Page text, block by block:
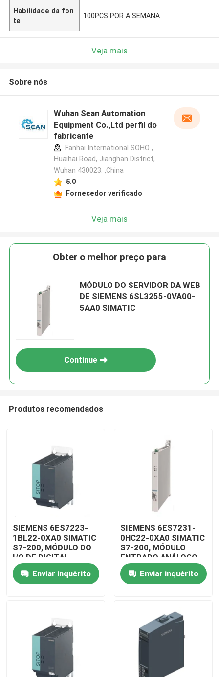
Produtos
Vídeos
Habilidade da fon
te
100PCS POR A SEMANA
Veja mais
Sobre nós
Wuhan Sean Automation
Equipment Co.,Ltd perfil do
fabricante
Fanhai International SOHO ,
Huaihai Road, Jianghan District,
Wuhan 430023. ,China
5.0
Fornecedor verificado
Veja mais
Obter o melhor preço para
MÓDULO DO SERVIDOR DA WEB
DE SIEMENS 6SL3255-0VA00-
5AA0 SIMATIC
Continue
Produtos recomendados
SIEMENS 6ES7223-
1BL22-0XA0 SIMATIC
S7-200, MÓDULO DO
I/O DE DIGITAL
Enviar inquérito
SIEMENS 6ES7231-
0HC22-0XA0 SIMATIC
S7-200, MÓDULO
ENTRADO ANÁLOGO
Enviar inquérito